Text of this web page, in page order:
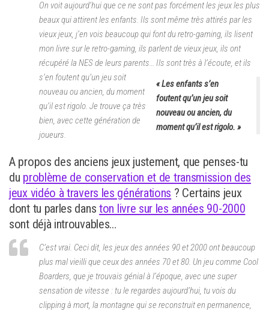
On voit aujourd’hui que ce ne sont pas forcément les jeux les plus
beaux qui attirent les enfants. Ils sont même très attirés par les
vieux jeux, j’en vois beaucoup qui font du retro-gaming, ils lisent
mon livre sur le retro-gaming, ils parlent de vieux jeux, ils ont
récupéré la NES de leurs parents…
« Les enfants s’en
foutent qu’un jeu soit
nouveau ou ancien, du
moment qu’il est rigolo. »
Ils sont très à l’écoute, et ils
s’en foutent qu’un jeu soit
nouveau ou ancien, du moment
qu’il est rigolo. Je trouve ça très
bien, avec cette génération de
joueurs.
A propos des anciens jeux justement, que penses-tu
du problème de conservation et de transmission des
jeux vidéo à travers les générations ? Certains jeux
dont tu parles dans ton livre sur les années 90-2000
sont déjà introuvables…
C’est vrai. Ceci dit, les jeux des années 90 et 2000 ont beaucoup
plus mal vieilli que ceux des années 70 et 80. Un jeu comme Cool
Boarders, que je trouvais génial à l’époque, avec une super
sensation de vitesse : tu le regardes aujourd’hui, tu vois du
clipping à mort, la montagne qui se reconstruit en permanence,